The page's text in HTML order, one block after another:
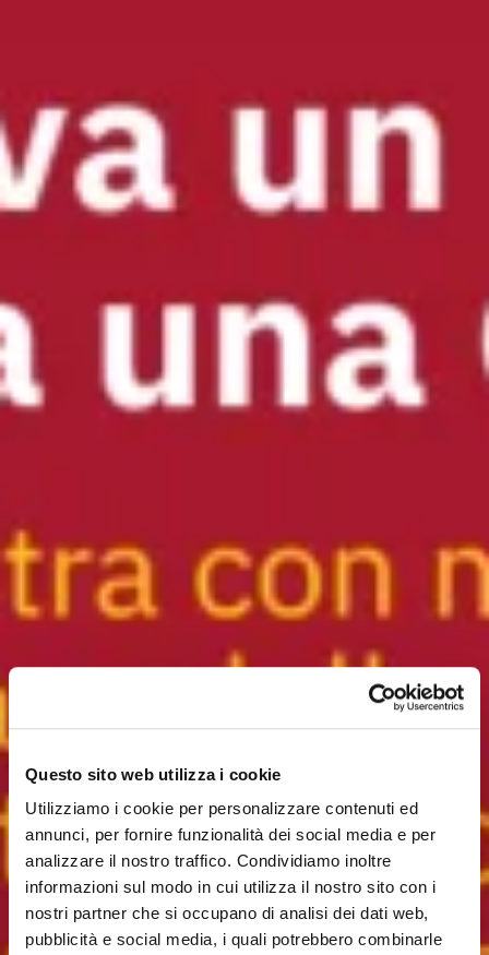
Questo sito web utilizza i cookie
Utilizziamo i cookie per personalizzare contenuti ed
annunci, per fornire funzionalità dei social media e per
analizzare il nostro traffico. Condividiamo inoltre
informazioni sul modo in cui utilizza il nostro sito con i
nostri partner che si occupano di analisi dei dati web,
pubblicità e social media, i quali potrebbero combinarle